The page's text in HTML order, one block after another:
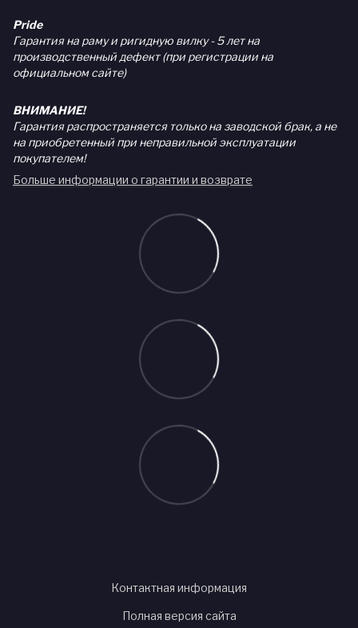
Pride
Гарантия на раму и ригидную вилку - 5 лет на
производственный дефект (при регистрации на
официальном сайте)
ВНИМАНИЕ!
Гарантия распространяется только на заводской брак, а не
на приобретенный при неправильной эксплуатации
покупателем!
Больше информации о гарантии и возврате
Контактная информация
Полная версия сайта